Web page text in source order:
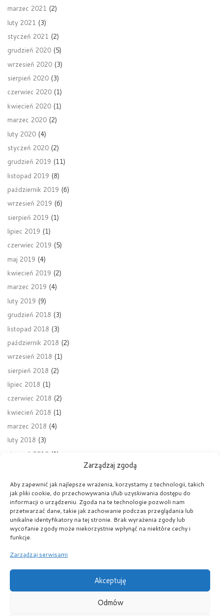
Zarządzaj zgodą
Aby zapewnić jak najlepsze wrażenia, korzystamy z technologii, takich
jak pliki cookie, do przechowywania i/lub uzyskiwania dostępu do
informacji o urządzeniu. Zgoda na te technologie pozwoli nam
przetwarzać dane, takie jak zachowanie podczas przeglądania lub
unikalne identyfikatory na tej stronie. Brak wyrażenia zgody lub
wycofanie zgody może niekorzystnie wpłynąć na niektóre cechy i
funkcje.
Zarządzaj serwisami
Akceptuję
Odmów
marzec 2021 (2)
luty 2021 (3)
styczeń 2021 (2)
grudzień 2020 (5)
wrzesień 2020 (3)
sierpień 2020 (3)
czerwiec 2020 (1)
kwiecień 2020 (1)
marzec 2020 (2)
luty 2020 (4)
styczeń 2020 (2)
grudzień 2019 (11)
listopad 2019 (8)
październik 2019 (6)
wrzesień 2019 (6)
sierpień 2019 (1)
lipiec 2019 (1)
czerwiec 2019 (5)
maj 2019 (4)
kwiecień 2019 (2)
marzec 2019 (4)
luty 2019 (9)
grudzień 2018 (3)
listopad 2018 (3)
październik 2018 (2)
wrzesień 2018 (1)
sierpień 2018 (2)
lipiec 2018 (1)
czerwiec 2018 (2)
kwiecień 2018 (1)
marzec 2018 (4)
luty 2018 (3)
styczeń 2018 (1)
listopad 2017 (6)
październik 2017(6)
wrzesień 2017(2)
sierpień 2017(2)
kwiecień 2017
© 2026Liceum św. Rity w Krakowie– Wszelkie
prawa zastrzeżone